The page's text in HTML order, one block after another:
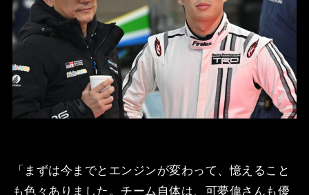
「まずは今までとエンジンが変わって、憶えること
も色々ありました。チーム自体は、可夢偉さんも優